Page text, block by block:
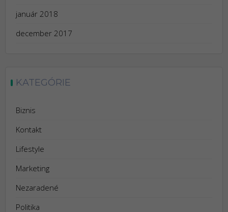
január 2018
december 2017
KATEGÓRIE
Biznis
Kontakt
Lifestyle
Marketing
Nezaradené
Politika